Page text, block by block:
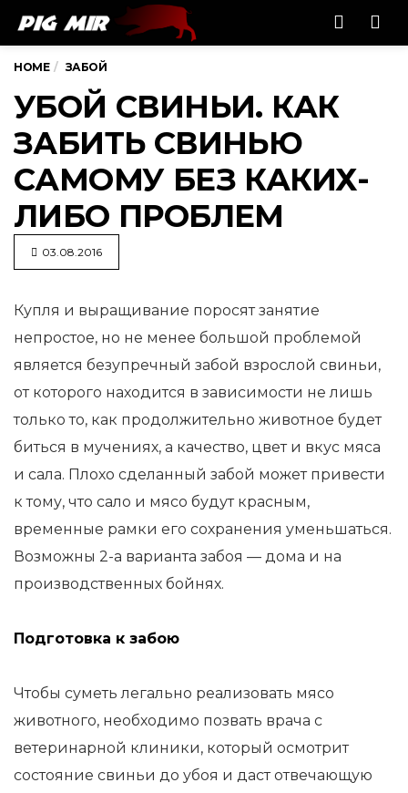
HOME ЗАБОЙ
УБОЙ СВИНЬИ. КАК
ЗАБИТЬ СВИНЬЮ
САМОМУ БЕЗ КАКИХ-
ЛИБО ПРОБЛЕМ
03.08.2016
Купля и выращивание поросят занятие
непростое, но не менее большой проблемой
является безупречный забой взрослой свиньи,
от которого находится в зависимости не лишь
только то, как продолжительно животное будет
биться в мучениях, а качество, цвет и вкус мяса
и сала. Плохо сделанный забой может привести
к тому, что сало и мясо будут красным,
временные рамки его сохранения уменьшаться.
Возможны 2-а варианта забоя — дома и на
производственных бойнях.
Подготовка к забою
Чтобы суметь легально реализовать мясо
животного, необходимо позвать врача с
ветеринарной клиники, который осмотрит
состояние свиньи до убоя и даст отвечающую